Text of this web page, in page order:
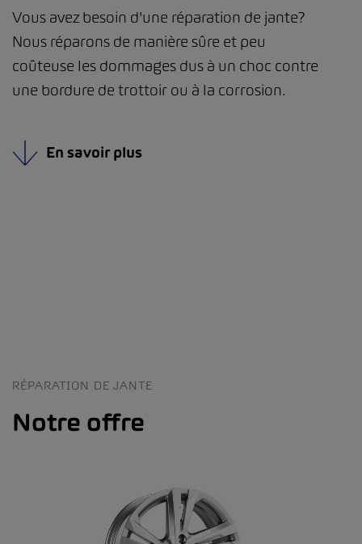
Vous avez besoin d'une réparation de jante?
Nous réparons de manière sûre et peu
coûteuse les dommages dus à un choc contre
une bordure de trottoir ou à la corrosion.
En savoir plus
RÉPARATION DE JANTE
Notre offre